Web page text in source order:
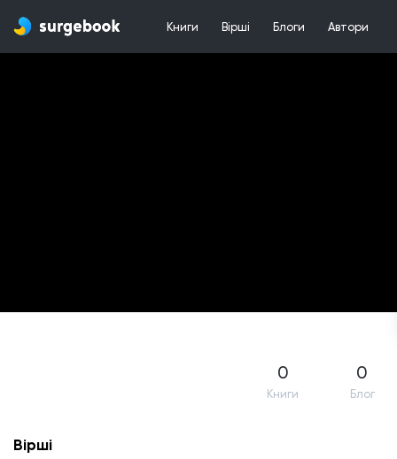
Книги Вірші Блоги Автори
0
Книги
0
Блог
Вірші